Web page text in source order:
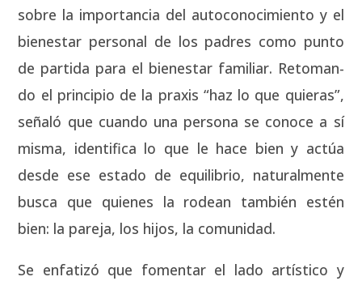
sobre la impor­tan­cia del auto­co­no­ci­mien­to y el
bien­es­tar per­so­nal de los padres como pun­to
de par­ti­da para el bien­es­tar fami­liar. Reto­man­
do el prin­ci­pio de la pra­xis “haz lo que quie­ras”,
seña­ló que cuan­do una per­so­na se cono­ce a sí
mis­ma, iden­ti­fi­ca lo que le hace bien y actúa
des­de ese esta­do de equi­li­brio, natu­ral­men­te
bus­ca que quie­nes la rodean tam­bién estén
bien: la pare­ja, los hijos, la comu­ni­dad.
Se enfa­ti­zó que fomen­tar el lado artís­ti­co y